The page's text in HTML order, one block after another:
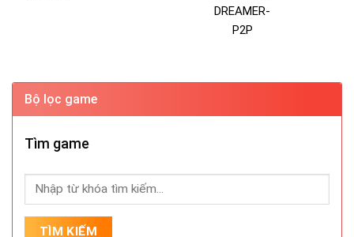
DREAMER-
P2P
Bộ lọc game
Tìm game